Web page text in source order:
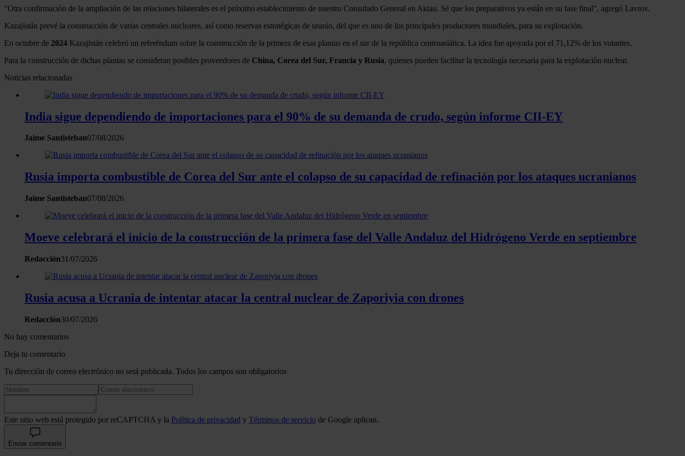
"Otra confirmación de la ampliación de las relaciones bilaterales es el próximo establecimiento de nuestro Consulado General en Aktau. Sé que los preparativos ya están en su fase final", agregó Lavrov.
Kazajistán prevé la construcción de varias centrales nucleares, así como reservas estratégicas de uranio, del que es uno de los principales productores mundiales, para su explotación.
En octubre de 2024 Kazajistán celebró un referéndum sobre la construcción de la primera de esas plantas en el sur de la república centroasiática. La idea fue apoyada por el 71,12% de los votantes.
Para la construcción de dichas plantas se consideran posibles proveedores de China, Corea del Sur, Francia y Rusia, quienes pueden facilitar la tecnología necesaria para la explotación nuclear.
Noticias relacionadas
India sigue dependiendo de importaciones para el 90% de su demanda de crudo, según informe CII-EY
Jaime Santisteban07/08/2026
Rusia importa combustible de Corea del Sur ante el colapso de su capacidad de refinación por los ataques ucranianos
Jaime Santisteban07/08/2026
Moeve celebrará el inicio de la construcción de la primera fase del Valle Andaluz del Hidrógeno Verde en septiembre
Redacción31/07/2026
Rusia acusa a Ucrania de intentar atacar la central nuclear de Zaporiyia con drones
Redacción30/07/2026
No hay comentarios
Deja tu comentario
Tu dirección de correo electrónico no será publicada. Todos los campos son obligatorios
Este sitio web está protegido por reCAPTCHA y la Política de privacidad y Términos de servicio de Google aplican.
Enviar comentario